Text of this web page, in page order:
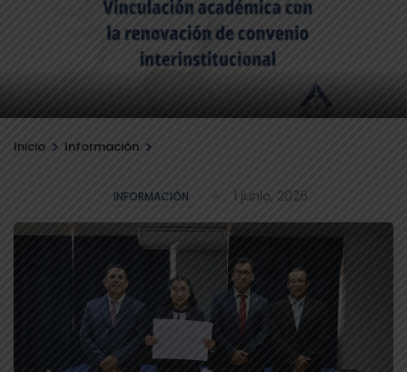
Inicio > Información >
INFORMACIÓN 1 junio, 2026